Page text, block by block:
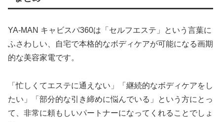
YA-MAN キャビスパ360は「セルフエステ」という言葉に
ふさわしい、自宅で本格的なボディケアが可能になる画期
的な美容家電です。
「忙しくてエステに通えない」「継続的なボディケアをし
たい」「部分的な引き締めに悩んでいる」という方にとっ
て、非常に頼もしいパートナーになってくれることでしょ